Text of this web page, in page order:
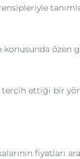
özen
tercih ettiği bir
fiyatları